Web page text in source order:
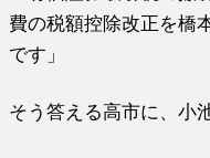
費の税額控除改正を橋
です」
そう答える高市に、小